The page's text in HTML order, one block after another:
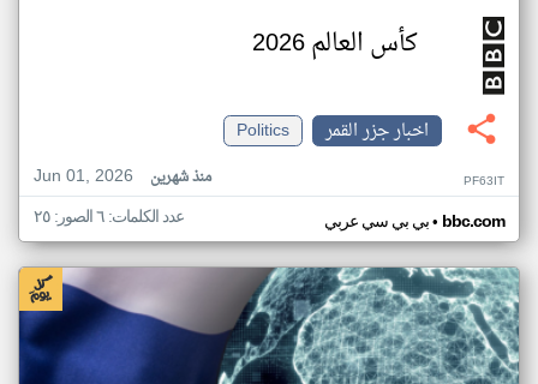
كأس العالم 2026
اخبار جزر القمر
Politics
Jun 01, 2026
منذ شهرين PF63IT
بي بي سي عربي• bbc.com عدد الكلمات: ٦ الصور: ٢٥